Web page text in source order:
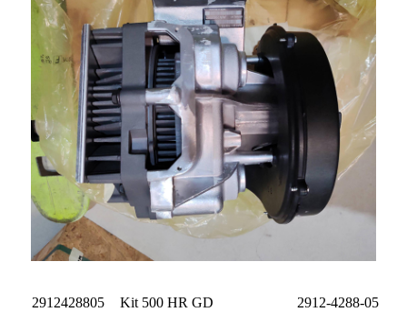
2912428805 Kit 500 HR GD 2912-4288-05